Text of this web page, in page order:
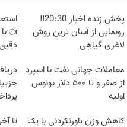
پخش زنده اخبار 20:30‼️
رونمایی از آسان ترین روش
لاغری گیاهی
معاملات جهانی نفت با اسپرد
از صفر و تا ۵۰۰ دلار بونوس
اولیه
کاهش وزن باورنکردنی با یک
تا